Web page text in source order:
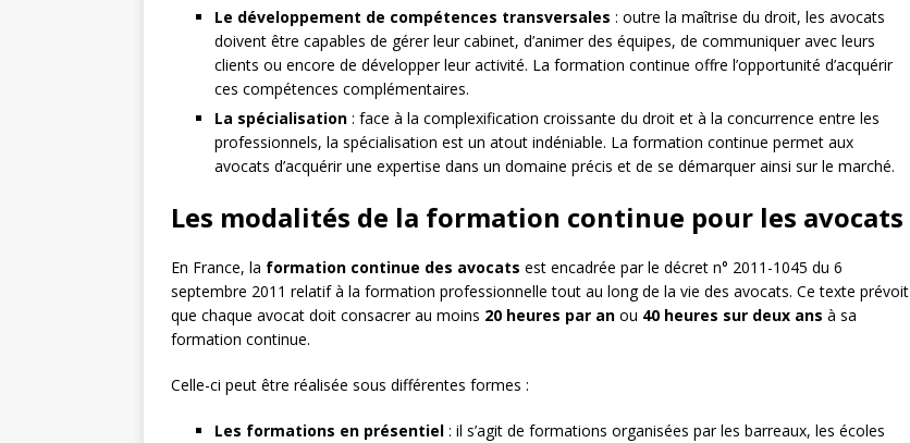
Le développement de compétences transversales : outre la maîtrise du droit, les avocats
doivent être capables de gérer leur cabinet, d’animer des équipes, de communiquer avec leurs
clients ou encore de développer leur activité. La formation continue offre l’opportunité d’acquérir
ces compétences complémentaires.
La spécialisation : face à la complexification croissante du droit et à la concurrence entre les
professionnels, la spécialisation est un atout indéniable. La formation continue permet aux
avocats d’acquérir une expertise dans un domaine précis et de se démarquer ainsi sur le marché.
Les modalités de la formation continue pour les avocats
En France, la formation continue des avocats est encadrée par le décret n° 2011-1045 du 6
septembre 2011 relatif à la formation professionnelle tout au long de la vie des avocats. Ce texte prévoit
que chaque avocat doit consacrer au moins 20 heures par an ou 40 heures sur deux ans à sa
formation continue.
Celle-ci peut être réalisée sous différentes formes :
Les formations en présentiel : il s’agit de formations organisées par les barreaux, les écoles